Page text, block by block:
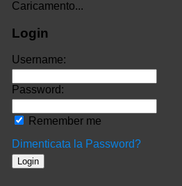
Caricamento...
Login
Username:
Password:
Remember me
Dimenticata la Password?